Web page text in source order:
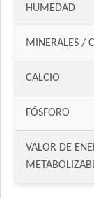
Protemix Perro
Provet Perro
Pupy Food Perro
Royal Canin
Royal Canin
Royal Canin
HUMEDAD
MINERALES /
CALCIO
FÓSFORO
VALOR DE